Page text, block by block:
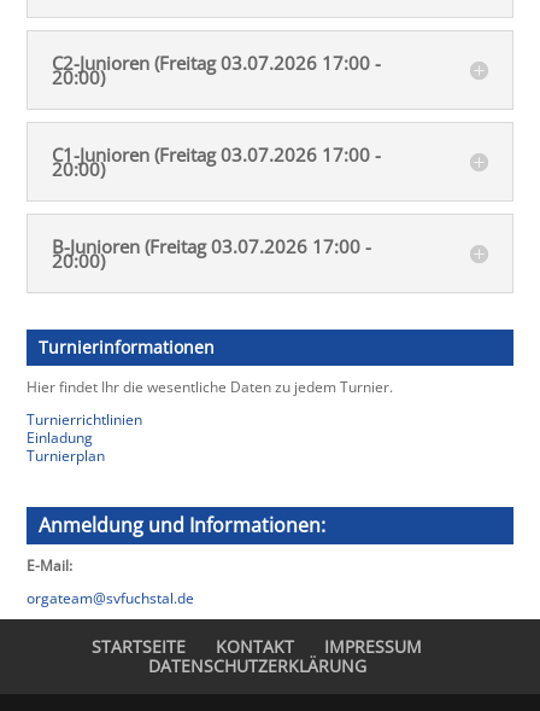
C2-Junioren (Freitag 03.07.2026 17:00 -
20:00)
C1-Junioren (Freitag 03.07.2026 17:00 -
20:00)
B-Junioren (Freitag 03.07.2026 17:00 -
20:00)
Turnierinformationen
Hier findet Ihr die wesentliche Daten zu jedem Turnier.
Turnierrichtlinien
Einladung
Turnierplan
Anmeldung und Informationen:
E-Mail:
orgateam@svfuchstal.de
STARTSEITE KONTAKT
IMPRESSUM
DATENSCHUTZERKLÄRUNG